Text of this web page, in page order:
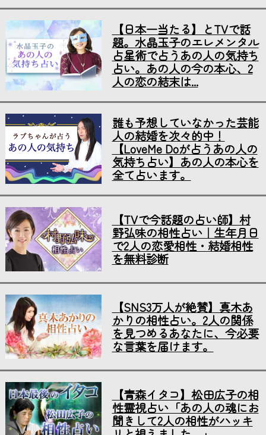
【日本一当たる】とTVで話
題。水晶玉子のエレメンタル
占星術で占うあの人の気持ち
占い。あの人の今の本心、2
人の恋の結末は...
誰も予想していなかった芸能
人の結婚を次々的中！
【LoveMe Doが占うあの人の
気持ち占い】あの人の本心を
全て占います。
【TVで今話題の占い師】村
野弘味の相性占い｜生年月日
で2人の恋愛相性・結婚相性
を無料診断
【SNS3万人が絶賛】真木あ
かりの相性占い。2人の関係
を見つめるあなたに、今必要
な言葉を届けます。
【青森イタコ】松田広子の相
性霊視占い「あの人の魂にお
聞きして2人の相性がハッキ